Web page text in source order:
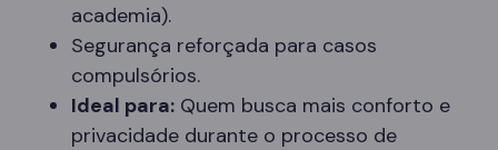
academia).
Segurança reforçada para casos
compulsórios.
Ideal para: Quem busca mais conforto e
privacidade durante o processo de